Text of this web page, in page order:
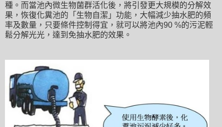
種 。而當池內微生物菌群活化後 ，將引發更大規模的分解效
果 ，恢復化糞池的 「 生物自潔 」 功能 ， 大幅減少抽水肥的頻
率及數量 ，只要條件控制得宜 ，就可以將池內90 %的污泥輕
鬆分解光光 ， 達到免抽水肥的效果 。